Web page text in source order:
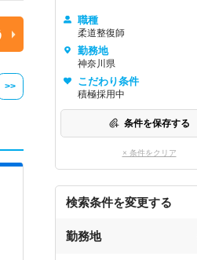
>>
職種
柔道整復師
勤務地
神奈川県
こだわり条件
積極採用中
条件を保存する
× 条件をクリア
検索条件を変更する
勤務地